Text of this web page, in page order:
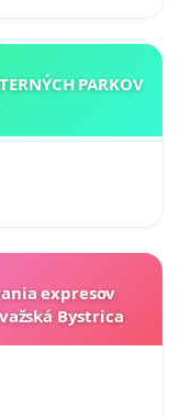
PARKOV
expresov
Bystrica